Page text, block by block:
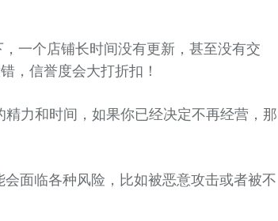
一个店铺长时间没有更新，甚至没有交
，信誉度会大打折扣！
力和时间，如果你已经决定不再经营，那
面临各种风险，比如被恶意攻击或者被不